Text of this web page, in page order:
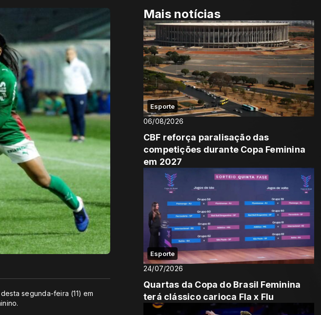
segunda-feira (11) em
Mais notícias
Esporte
06/08/2026
CBF reforça paralisação das
competições durante Copa Feminina
em 2027
Esporte
24/07/2026
Quartas da Copa do Brasil Feminina
terá clássico carioca Fla x Flu